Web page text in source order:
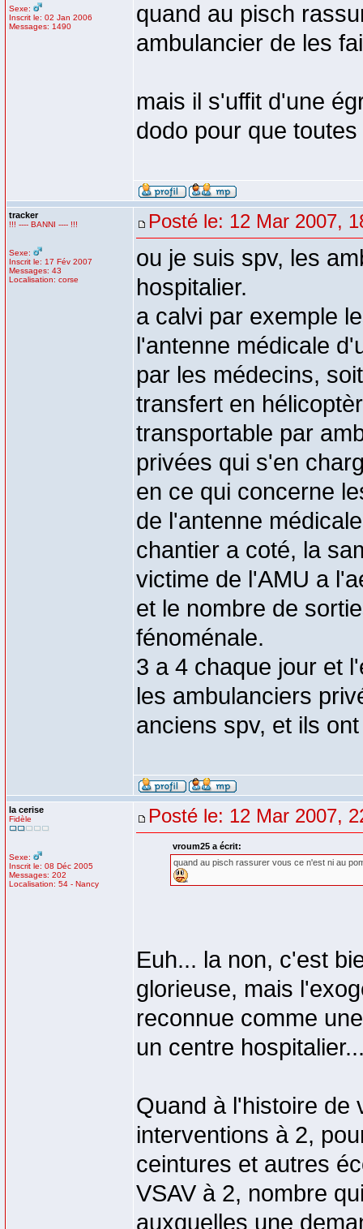
Sexe:
Inscrit le: 02 Jan 2006
Messages: 1490
quand au pisch
ambulancier de les
mais il s'uffit d'une
dodo pour que
tracker
!!! ---- BANNI ---- !!!
Sexe:
Inscrit le: 17 Fév 2007
Messages: 43
Localisation: corse
Posté le: 12 Mar 2007,
ou je suis spv, les
hospitalier.
a calvi par exemple
l'antenne médicale
par les médecins,
transfert en
transportable par
privées qui s'en
en ce qui concerne
de l'antenne
chantier a coté, la
victime de l'AMU a
et le nombre de
fénoménale.
3 a 4 chaque jour et
les ambulanciers
anciens spv, et ils
la cerise
Fidèle
Sexe:
Inscrit le: 08 Déc 2005
Messages: 202
Localisation: 54 - Nancy
Posté le: 12 Mar 2007,
vroum25 a écrit:
quand au pisch rassurer vous ce n'est ni au
Euh... la non, c'est
glorieuse, mais
reconnue comme
un centre
Quand à l'histoire de
interventions à 2,
ceintures et autres
VSAV à 2, nombre
auxquelles une